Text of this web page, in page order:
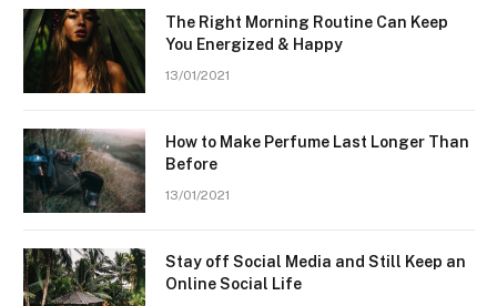
The Right Morning Routine Can Keep
You Energized & Happy
13/01/2021
How to Make Perfume Last Longer Than
Before
13/01/2021
Stay off Social Media and Still Keep an
Online Social Life